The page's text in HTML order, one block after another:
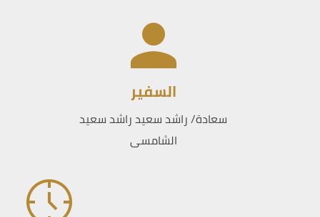
السفير
سعادة/ راشد سعيد راشد سعيد
الشامسى